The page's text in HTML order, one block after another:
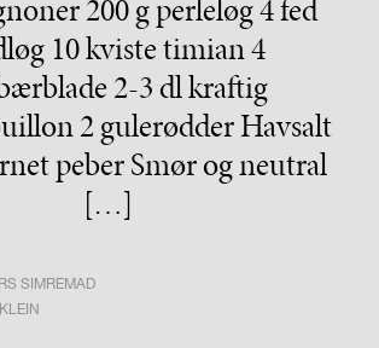
200 g perleløg 4 fed
10 kviste timian 4
2-3 dl kraftig
2 gulerødder Havsalt
peber Smør og neutral
[…]
SIMREMAD